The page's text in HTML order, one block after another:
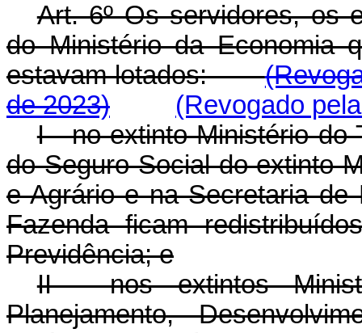
Art. 6º Os servidores, os
do Ministério da Economia
estavam lotados:
de 2023)
(Revogado
I - no extinto Ministério do
do Seguro Social do extinto
e Agrário e na Secretaria de
Fazenda ficam
Previdência; e
II - nos extintos
Planejamento,